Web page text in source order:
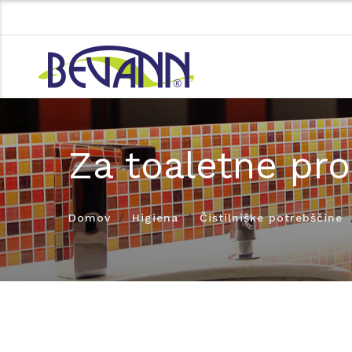
Za toaletne
Domov Higiena Čistilniške potrebščine